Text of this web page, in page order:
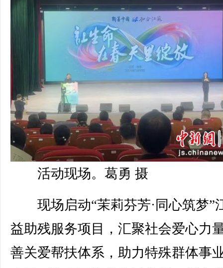
活动现场。葛勇 摄
现场启动“茉莉芬芳·同心筑梦”
益助残服务项目，汇聚社会爱心力
善关爱帮扶体系，助力特殊群体事